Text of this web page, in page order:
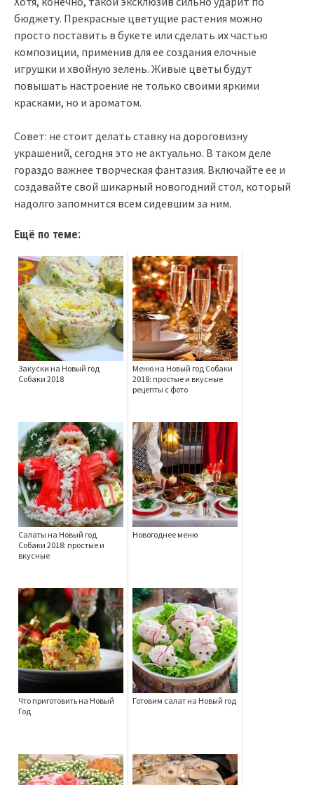
бюджету. Прекрасные цветущие растения можно
просто поставить в букете или сделать их частью
композиции, применив для ее создания елочные
игрушки и хвойную зелень. Живые цветы будут
повышать настроение не только своими яркими
красками, но и ароматом.
Совет: не стоит делать ставку на дороговизну
украшений, сегодня это не актуально. В таком деле
гораздо важнее творческая фантазия. Включайте ее и
создавайте свой шикарный новогодний стол, который
надолго запомнится всем сидевшим за ним.
Ещё по теме:
Закуски на Новый год
Собаки 2018
Меню на Новый год Собаки
2018: простые и вкусные
рецепты с фото
Салаты на Новый год
Собаки 2018: простые и
вкусные
Новогоднее меню
Что приготовить на Новый
Год
Готовим салат на Новый год